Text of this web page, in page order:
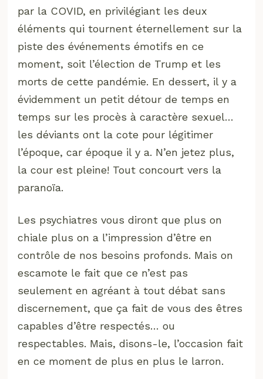
par la COVID, en privilégiant les deux
éléments qui tournent éternellement sur la
piste des événements émotifs en ce
moment, soit l’élection de Trump et les
morts de cette pandémie. En dessert, il y a
évidemment un petit détour de temps en
temps sur les procès à caractère sexuel…
les déviants ont la cote pour légitimer
l’époque, car époque il y a. N’en jetez plus,
la cour est pleine! Tout concourt vers la
paranoïa.
Les psychiatres vous diront que plus on
chiale plus on a l’impression d’être en
contrôle de nos besoins profonds. Mais on
escamote le fait que ce n’est pas
seulement en agréant à tout débat sans
discernement, que ça fait de vous des êtres
capables d’être respectés… ou
respectables. Mais, disons-le, l’occasion fait
en ce moment de plus en plus le larron.